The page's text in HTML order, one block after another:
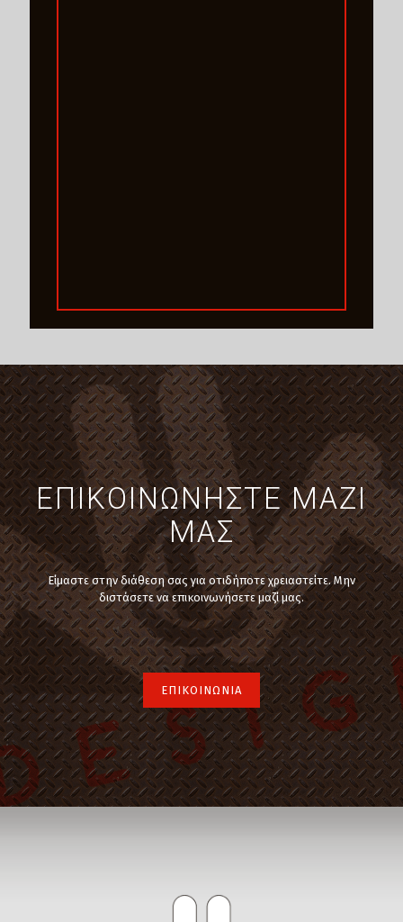
ΕΠΙΚΟΙΝΩΝΗΣΤΕ ΜΑΖΙ
ΜΑΣ
Είμαστε στην διάθεση σας για οτιδήποτε χρειαστείτε. Μην
διστάσετε να επικοινωνήσετε μαζί μας.
ΕΠΙΚΟΙΝΩΝΙΑ